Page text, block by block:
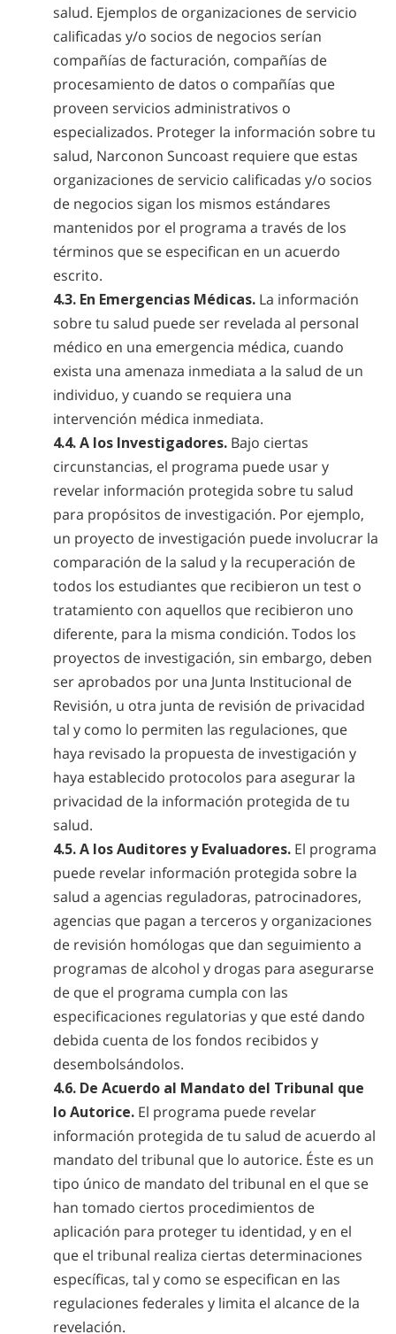
salud. Ejemplos de organizaciones de servicio
calificadas y/o socios de negocios serían
compañías de facturación, compañías de
procesamiento de datos o compañías que
proveen servicios administrativos o
especializados. Proteger la información sobre tu
salud, Narconon Suncoast requiere que estas
organizaciones de servicio calificadas y/o socios
de negocios sigan los mismos estándares
mantenidos por el programa a través de los
términos que se especifican en un acuerdo
escrito.
4.3. En Emergencias Médicas. La información
sobre tu salud puede ser revelada al personal
médico en una emergencia médica, cuando
exista una amenaza inmediata a la salud de un
individuo, y cuando se requiera una
intervención médica inmediata.
4.4. A los Investigadores. Bajo ciertas
circunstancias, el programa puede usar y
revelar información protegida sobre tu salud
para propósitos de investigación. Por ejemplo,
un proyecto de investigación puede involucrar la
comparación de la salud y la recuperación de
todos los estudiantes que recibieron un test o
tratamiento con aquellos que recibieron uno
diferente, para la misma condición. Todos los
proyectos de investigación, sin embargo, deben
ser aprobados por una Junta Institucional de
Revisión, u otra junta de revisión de privacidad
tal y como lo permiten las regulaciones, que
haya revisado la propuesta de investigación y
haya establecido protocolos para asegurar la
privacidad de la información protegida de tu
salud.
4.5. A los Auditores y Evaluadores. El programa
puede revelar información protegida sobre la
salud a agencias reguladoras, patrocinadores,
agencias que pagan a terceros y organizaciones
de revisión homólogas que dan seguimiento a
programas de alcohol y drogas para asegurarse
de que el programa cumpla con las
especificaciones regulatorias y que esté dando
debida cuenta de los fondos recibidos y
desembolsándolos.
4.6. De Acuerdo al Mandato del Tribunal que
lo Autorice. El programa puede revelar
información protegida de tu salud de acuerdo al
mandato del tribunal que lo autorice. Éste es un
tipo único de mandato del tribunal en el que se
han tomado ciertos procedimientos de
aplicación para proteger tu identidad, y en el
que el tribunal realiza ciertas determinaciones
específicas, tal y como se especifican en las
regulaciones federales y limita el alcance de la
revelación.